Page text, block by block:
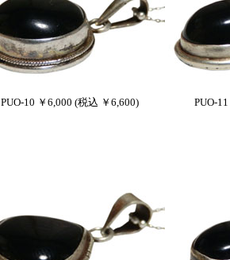
PUO-10 ￥6,000 (税込 ￥6,600) PUO-